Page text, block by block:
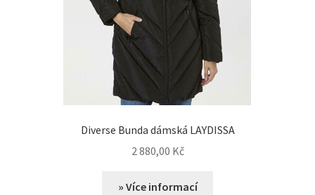
Diverse Bunda dámská LAYDISSA
2 880,00 Kč
» Více informací